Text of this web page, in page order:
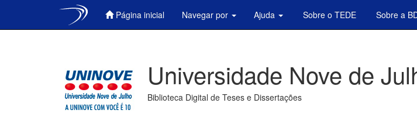
Página inicial Navegar por Ajuda Sobre o TEDE Sobre a
Universidade Nove de
Biblioteca Digital de Teses e Dissertações